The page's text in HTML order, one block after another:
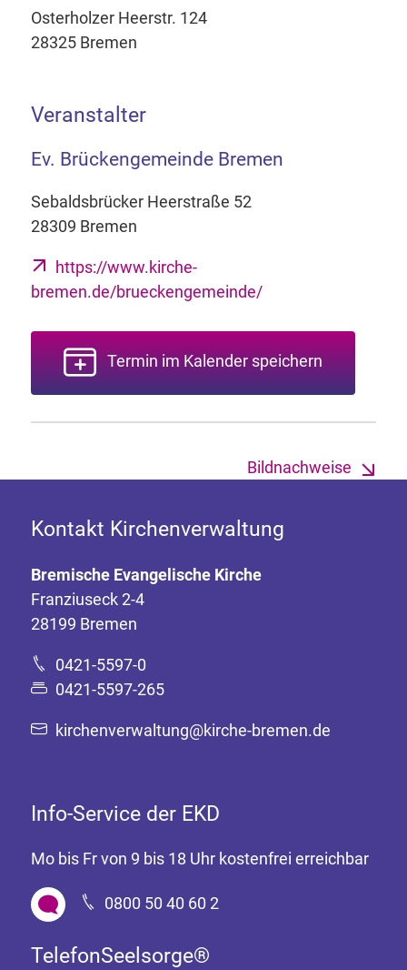
Osterholzer Heerstr. 124
28325 Bremen
Veranstalter
Ev. Brückengemeinde Bremen
Sebaldsbrücker Heerstraße 52
28309 Bremen
https://www.kirche-
bremen.de/brueckengemeinde/
Termin im Kalender speichern
Bildnachweise
Kontakt Kirchenverwaltung
Bremische Evangelische Kirche
Franziuseck 2-4
28199 Bremen
0421-5597-0
0421-5597-265
kirchenverwaltung@kirche-bremen.de
Info-Service der EKD
Mo bis Fr von 9 bis 18 Uhr kostenfrei erreichbar
0800 50 40 60 2
TelefonSeelsorge®